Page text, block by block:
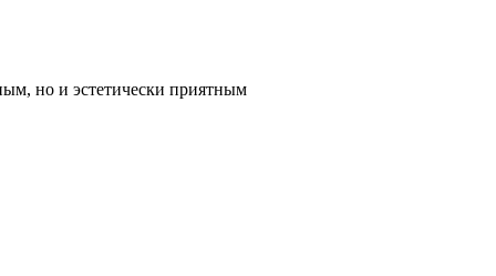
но и эстетически приятным